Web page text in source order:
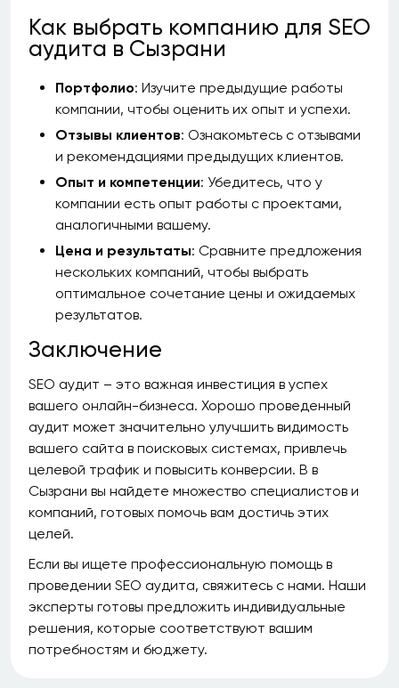
Как выбрать компанию для SEO
аудита в Сызрани
Портфолио: Изучите предыдущие работы
компании, чтобы оценить их опыт и успехи.
Отзывы клиентов: Ознакомьтесь с отзывами
и рекомендациями предыдущих клиентов.
Опыт и компетенции: Убедитесь, что у
компании есть опыт работы с проектами,
аналогичными вашему.
Цена и результаты: Сравните предложения
нескольких компаний, чтобы выбрать
оптимальное сочетание цены и ожидаемых
результатов.
Заключение
SEO аудит – это важная инвестиция в успех
вашего онлайн-бизнеса. Хорошо проведенный
аудит может значительно улучшить видимость
вашего сайта в поисковых системах, привлечь
целевой трафик и повысить конверсии. В в
Сызрани вы найдете множество специалистов и
компаний, готовых помочь вам достичь этих
целей.
Если вы ищете профессиональную помощь в
проведении SEO аудита, свяжитесь с нами. Наши
эксперты готовы предложить индивидуальные
решения, которые соответствуют вашим
потребностям и бюджету.